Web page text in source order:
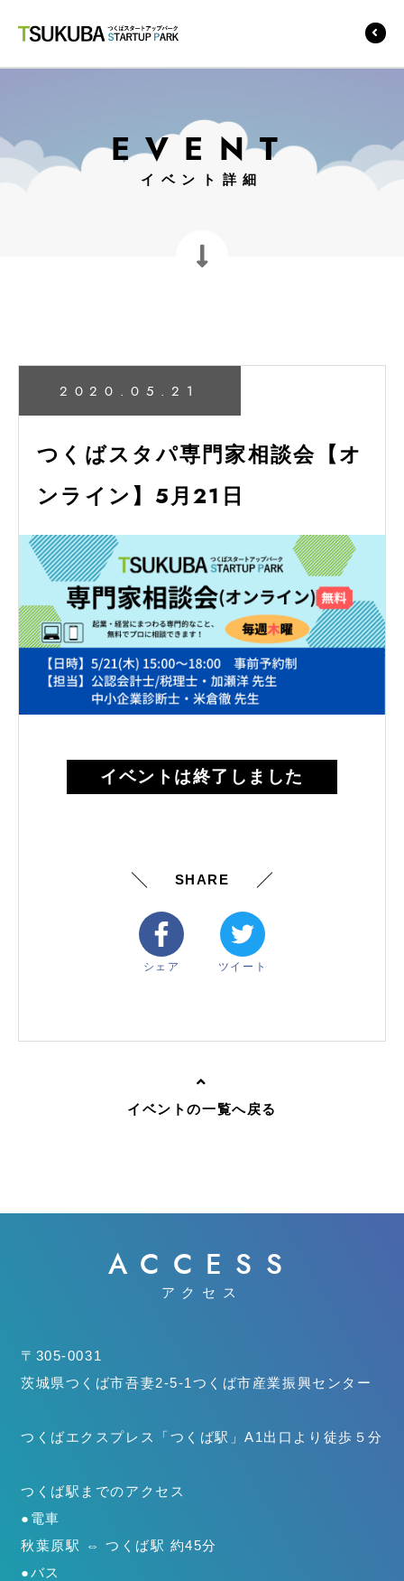
EVENT
イベント詳細
2020.05.21
つくばスタパ専門家相談会【オ
ンライン】5月21日
イベントは終了しました
SHARE
シェア ツイート
イベントの一覧へ戻る
ACCESS
アクセス
〒305-0031
茨城県つくば市吾妻2-5-1つくば市産業振興センター
つくばエクスプレス「つくば駅」A1出口より徒歩５分
つくば駅までのアクセス
●電車
秋葉原駅 ⇔ つくば駅 約45分
●バス